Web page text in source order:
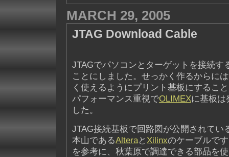
MARCH 29, 2005
JTAG Download Cable
JTAGでパソコンとターゲットを接続す
ことにしました。せっかく作るからに
く使えるようにプリント基板にするこ
パフォーマンス重視でOLIMEXに基板は
した。
JTAG接続基板で回路図が公開されてい
本山であるAlteraと Xilinxのケーブルで
を参考に、秋葉原で調達できる部品を